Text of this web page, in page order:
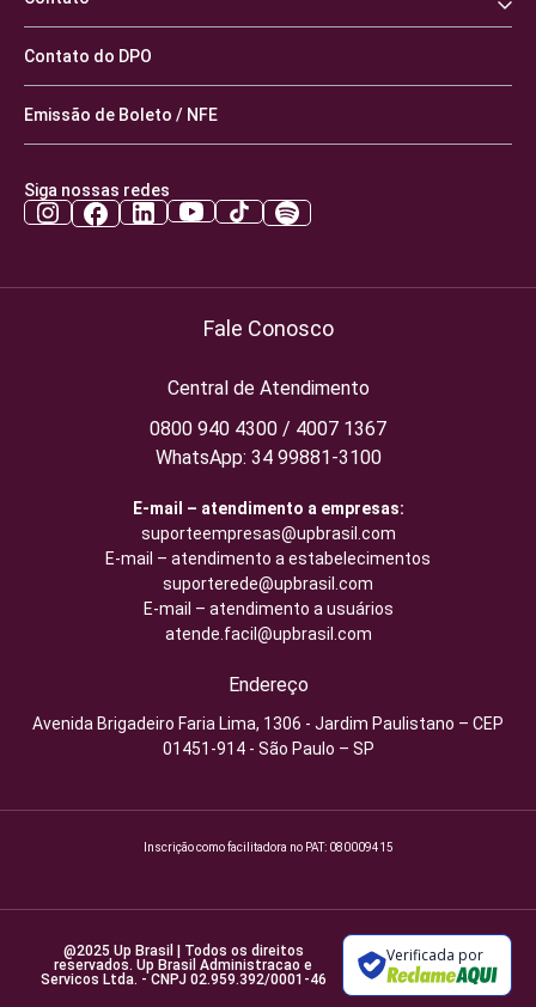
Contato do DPO
Emissão de Boleto / NFE
Siga nossas redes
Fale Conosco
Central de Atendimento
0800 940 4300 / 4007 1367
WhatsApp: 34 99881-3100
E-mail – atendimento a empresas:
suporteempresas@upbrasil.com
E-mail – atendimento a estabelecimentos
suporterede@upbrasil.com
E-mail – atendimento a usuários
atende.facil@upbrasil.com
Endereço
Avenida Brigadeiro Faria Lima, 1306 - Jardim Paulistano – CEP
01451-914 - São Paulo – SP
Inscrição como facilitadora no PAT: 080009415
@2025 Up Brasil | Todos os direitos
reservados. Up Brasil Administracao e
Servicos Ltda. - CNPJ 02.959.392/0001-46
Verificada por